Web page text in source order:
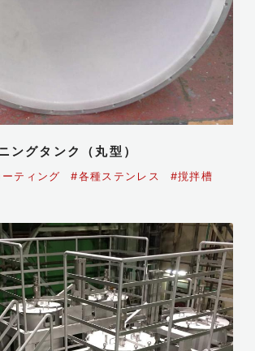
ングタンク（丸型）
ティング #各種ステンレス #撹拌槽